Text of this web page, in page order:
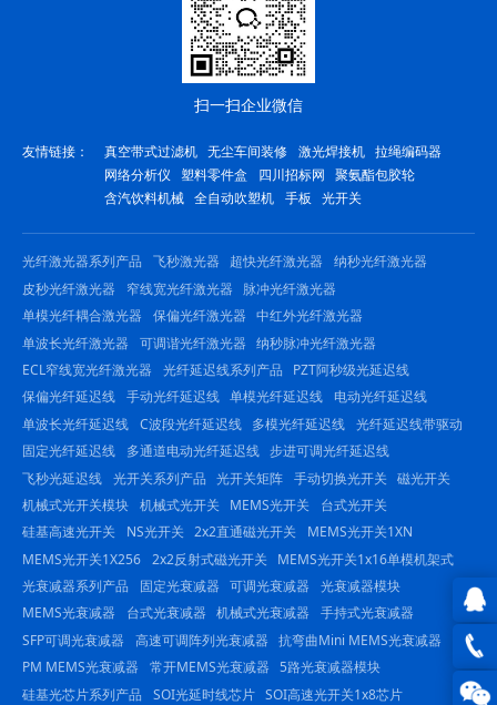
QQ在
线咨
0816
扫一扫企业微信
友情链接： 真空带式过滤机 无尘车间装修 激光焊接机 拉绳编码器
网络分析仪 塑料零件盒 四川招标网
聚氨酯包胶轮
含汽饮料机械 全自动吹塑机 手板 光开关
光纤激光器系列产品 飞秒激光器 超快光纤激光器
纳秒光纤激光器
皮秒光纤激光器
窄线宽光纤激光器
脉冲光纤激光器
单模光纤耦合激光器
保偏光纤激光器 中红外光纤激光器
单波长光纤激光器
可调谐光纤激光器 纳秒脉冲光纤激光器
ECL窄线宽光纤激光器
光纤延迟线系列产品
PZT阿秒级光延迟线
保偏光纤延迟线 手动光纤延迟线 单模光纤延迟线
电动光纤延迟线
单波长光纤延迟线 C波段光纤延迟线 多模光纤延迟线 光纤延迟线带驱动
固定光纤延迟线
多通道电动光纤延迟线 步进可调光纤延迟线
飞秒光延迟线 光开关系列产品 光开关矩阵 手动切换光开关 磁光开关
机械式光开关模块 机械式光开关 MEMS光开关
台式光开关
硅基高速光开关
NS光开关 2x2直通磁光开关
MEMS光开关1XN
MEMS光开关1X256 2x2反射式磁光开关
MEMS光开关1x16单模机架式
光衰减器系列产品
固定光衰减器 可调光衰减器
光衰减器模块
MEMS光衰减器
台式光衰减器 机械式光衰减器
手持式光衰减器
SFP可调光衰减器
高速可调阵列光衰减器 抗弯曲Mini MEMS光衰减器
PM MEMS光衰减器
常开MEMS光衰减器 5路光衰减器模块
硅基光芯片系列产品
SOI光延时线芯片 SOI高速光开关1x8芯片